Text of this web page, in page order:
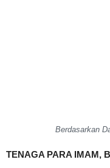
Berdasarkan
TENAGA PARA IMAM,